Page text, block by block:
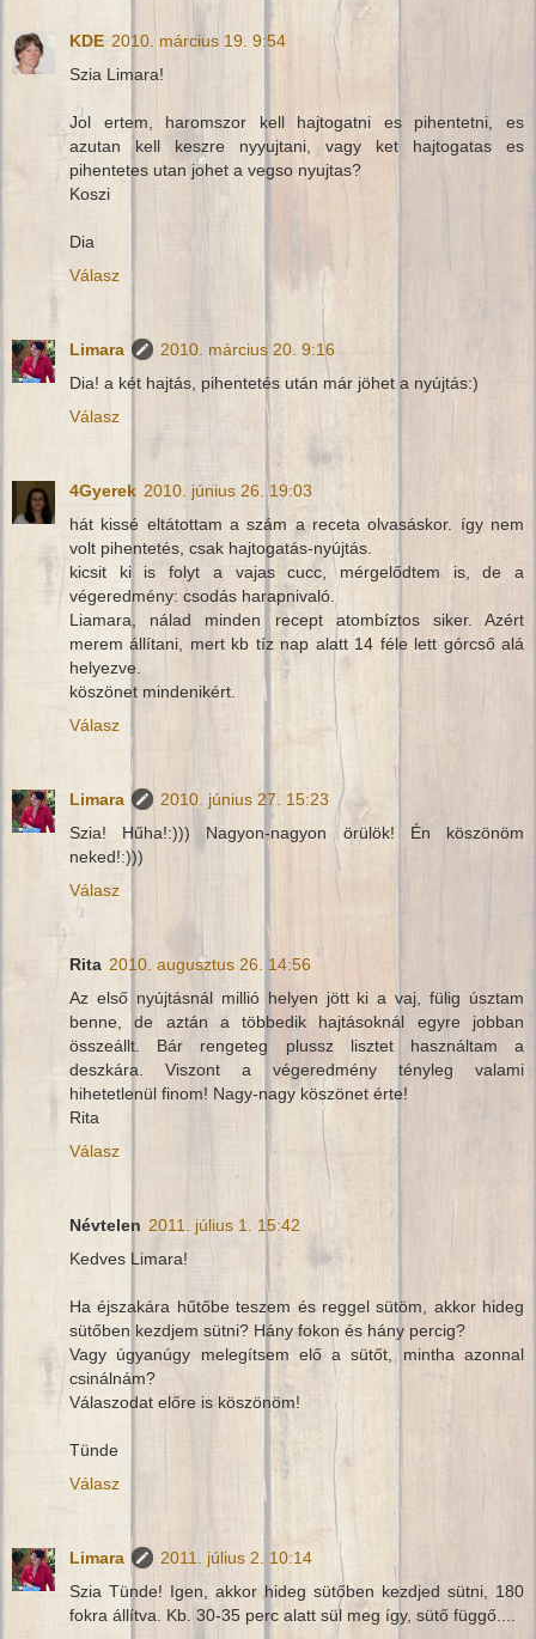
KDE 2010. március 19. 9:54
Szia Limara!
Jol ertem, haromszor kell hajtogatni es pihentetni, es
azutan kell keszre nyyujtani, vagy ket hajtogatas es
pihentetes utan johet a vegso nyujtas?
Koszi
Dia
Válasz
Limara
2010. március 20. 9:16
Dia! a két hajtás, pihentetés után már jöhet a nyújtás:)
Válasz
4Gyerek 2010. június 26. 19:03
hát kissé eltátottam a szám a receta olvasáskor. így nem
volt pihentetés, csak hajtogatás-nyújtás.
kicsit ki is folyt a vajas cucc, mérgelődtem is, de a
végeredmény: csodás harapnivaló.
Liamara, nálad minden recept atombíztos siker. Azért
merem állítani, mert kb tíz nap alatt 14 féle lett górcső alá
helyezve.
köszönet mindenikért.
Válasz
Limara
2010. június 27. 15:23
Szia! Hűha!:))) Nagyon-nagyon örülök! Én köszönöm
neked!:)))
Válasz
Rita 2010. augusztus 26. 14:56
Az első nyújtásnál millió helyen jött ki a vaj, fülig úsztam
benne, de aztán a többedik hajtásoknál egyre jobban
összeállt. Bár rengeteg plussz lisztet használtam a
deszkára. Viszont a végeredmény tényleg valami
hihetetlenül finom! Nagy-nagy köszönet érte!
Rita
Válasz
Névtelen 2011. július 1. 15:42
Kedves Limara!
Ha éjszakára hűtőbe teszem és reggel sütöm, akkor hideg
sütőben kezdjem sütni? Hány fokon és hány percig?
Vagy úgyanúgy melegítsem elő a sütőt, mintha azonnal
csinálnám?
Válaszodat előre is köszönöm!
Tünde
Válasz
Limara
2011. július 2. 10:14
Szia Tünde! Igen, akkor hideg sütőben kezdjed sütni, 180
fokra állítva. Kb. 30-35 perc alatt sül meg így, sütő függő....